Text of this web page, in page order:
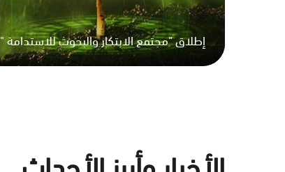
إطلاق "مجتمع الابتكار والبحوث للاستدامة "